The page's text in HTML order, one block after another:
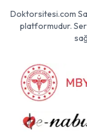
Doktorsitesi.com
platformudur.